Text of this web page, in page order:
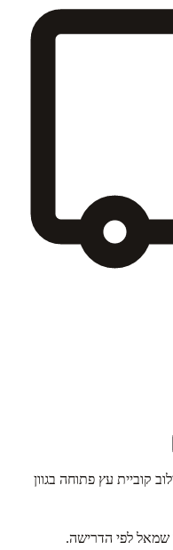
קוביית עץ פתוחה בגוון
שמאל לפי הדרישה.